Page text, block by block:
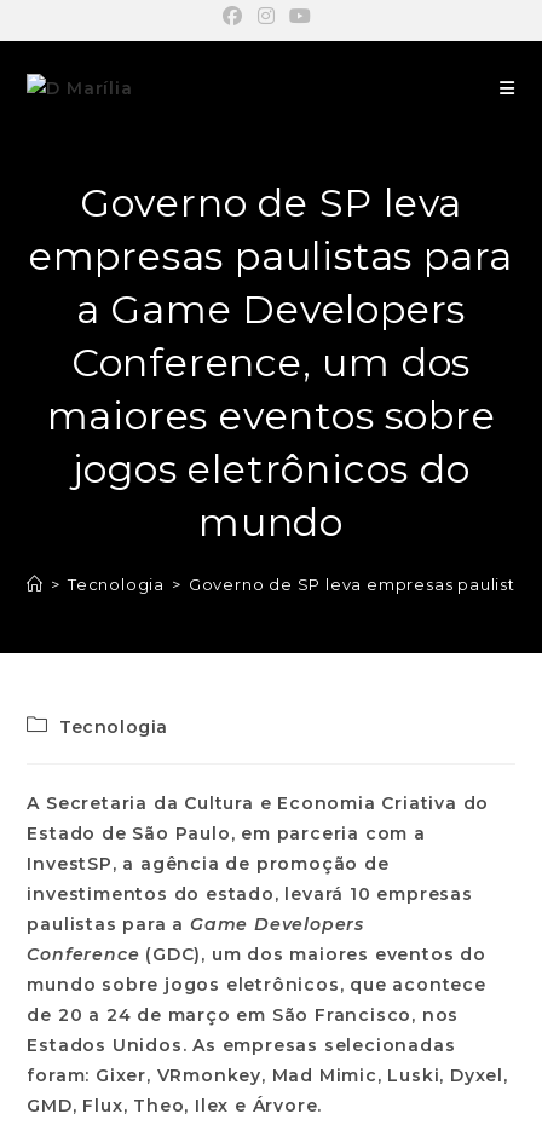
Governo de SP leva
empresas paulistas para
a Game Developers
Conference, um dos
maiores eventos sobre
jogos eletrônicos do
mundo
> Tecnologia > Governo de SP leva empresas
Tecnologia
A Secretaria da Cultura e Economia Criativa do
Estado de São Paulo, em parceria com a
InvestSP, a agência de promoção de
investimentos do estado, levará 10 empresas
paulistas para aGame Developers
Conference (GDC), um dos maiores eventos do
mundo sobre jogos eletrônicos, que acontece
de 20 a 24 de março em São Francisco, nos
Estados Unidos. As empresas selecionadas
foram: Gixer, VRmonkey, Mad Mimic, Luski, Dyxel,
GMD, Flux, Theo, Ilex e Árvore.